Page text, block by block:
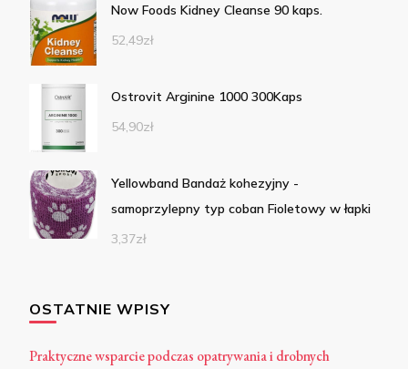
Now Foods Kidney Cleanse 90 kaps.
52,49zł
Ostrovit Arginine 1000 300Kaps
54,90zł
Yellowband Bandaż kohezyjny -
samoprzylepny typ coban Fioletowy w łapki
3,37zł
OSTATNIE WPISY
Praktyczne wsparcie podczas opatrywania i drobnych